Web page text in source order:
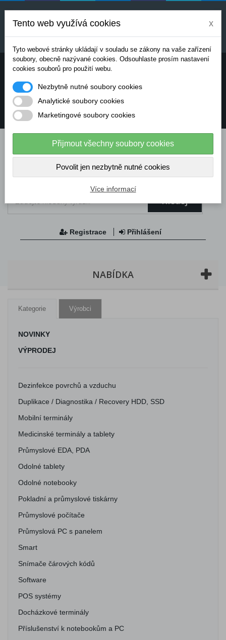
Uvedené ceny jsou orientační a mohou se měnit v
závislosti na aktuálních cenách výrobců a
dodavatelů. Pro přesnou cenovou nabídku prosím
Potřebujete poradit? Chcete objednávat telefonicky:
info@dataflex-security.com
Hledej
Registrace Přihlášení
NABÍDKA
Kategorie Výrobci
NOVINKY
VÝPRODEJ
Dezinfekce povrchů a vzduchu
Duplikace / Diagnostika / Recovery HDD, SSD
Mobilní terminály
Medicinské terminály a tablety
Průmyslové EDA, PDA
Odolné tablety
Odolné notebooky
Pokladní a průmyslové tiskárny
Průmyslové počítače
Průmyslová PC s panelem
Smart
Snímače čárových kódů
Software
POS systémy
Docházkové terminály
Příslušenství k notebookům a PC
Tento web využívá cookies x
Tyto webové stránky ukládají v souladu se zákony na vaše zařízení
soubory, obecně nazývané cookies. Odsouhlaste prosím nastavení
cookies souborů pro použití webu.
Nezbytně nutné soubory cookies
Analytické soubory cookies
Marketingové soubory cookies
Přijmout všechny soubory cookies
Povolit jen nezbytně nutné cookies
Více informací